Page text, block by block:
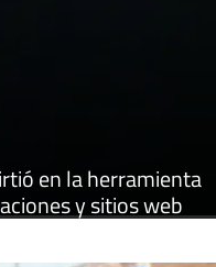
en la herramienta
y sitios web